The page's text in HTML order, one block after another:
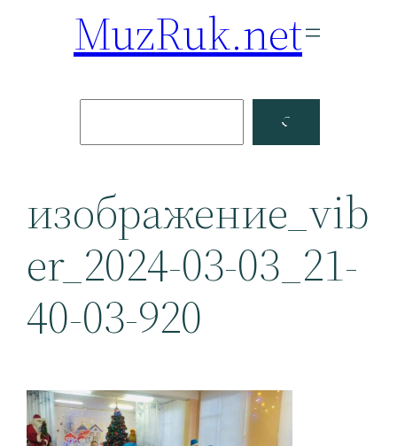
MuzRuk.net
Facebook
изображение_vib
er_2024-03-03_21-
40-03-920